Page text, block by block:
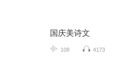
国庆美诗文
108 4173